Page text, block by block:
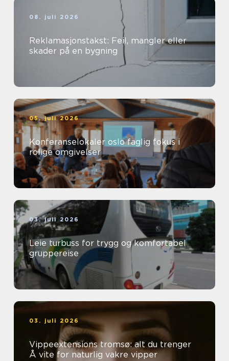
08. juli 2026
Reklamasjonstakst: Feil, mangler eller
skader på en bygning
05. juli 2026
Konferanselokaler oslo faglig fokus i
rolige omgivelser
03. juli 2026
Leie turbuss for trygg og komfortabel
gruppereise
03. juli 2026
Vippeextensions tromsø: alt du trenger
Å vite for naturlig vakre vipper